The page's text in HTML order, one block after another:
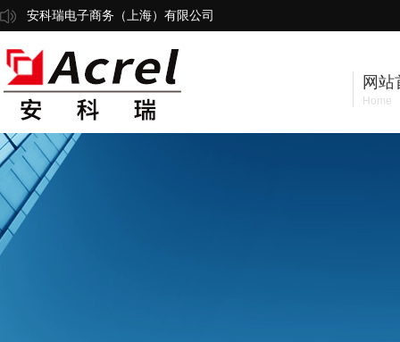
安科瑞电子商务（上海）有限公司
网站
Home